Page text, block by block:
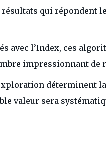
qui répondent
avec l’Index, ces
impressionnant de
déterminent
valeur sera